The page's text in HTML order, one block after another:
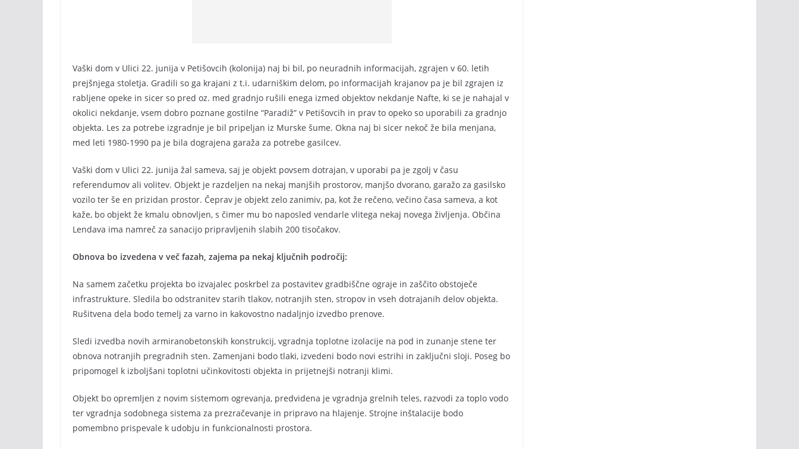
Vaški dom v Ulici 22. junija v Petišovcih (kolonija) naj bi bil, po neuradnih informacijah, zgrajen v 60. letih
prejšnjega stoletja. Gradili so ga krajani z t.i. udarniškim delom, po informacijah krajanov pa je bil zgrajen iz
rabljene opeke in sicer so pred oz. med gradnjo rušili enega izmed objektov nekdanje Nafte, ki se je nahajal v
okolici nekdanje, vsem dobro poznane gostilne “Paradiž” v Petišovcih in prav to opeko so uporabili za gradnjo
objekta. Les za potrebe izgradnje je bil pripeljan iz Murske šume. Okna naj bi sicer nekoč že bila menjana,
med leti 1980-1990 pa je bila dograjena garaža za potrebe gasilcev.
Vaški dom v Ulici 22. junija žal sameva, saj je objekt povsem dotrajan, v uporabi pa je zgolj v času
referendumov ali volitev. Objekt je razdeljen na nekaj manjših prostorov, manjšo dvorano, garažo za gasilsko
vozilo ter še en prizidan prostor. Čeprav je objekt zelo zanimiv, pa, kot že rečeno, večino časa sameva, a kot
kaže, bo objekt že kmalu obnovljen, s čimer mu bo naposled vendarle vlitega nekaj novega življenja. Občina
Lendava ima namreč za sanacijo pripravljenih slabih 200 tisočakov.
Obnova bo izvedena v več fazah, zajema pa nekaj ključnih področij:
Na samem začetku projekta bo izvajalec poskrbel za postavitev gradbiščne ograje in zaščito obstoječe
infrastrukture. Sledila bo odstranitev starih tlakov, notranjih sten, stropov in vseh dotrajanih delov objekta.
Rušitvena dela bodo temelj za varno in kakovostno nadaljnjo izvedbo prenove.
Sledi izvedba novih armiranobetonskih konstrukcij, vgradnja toplotne izolacije na pod in zunanje stene ter
obnova notranjih pregradnih sten. Zamenjani bodo tlaki, izvedeni bodo novi estrihi in zaključni sloji. Poseg bo
pripomogel k izboljšani toplotni učinkovitosti objekta in prijetnejši notranji klimi.
Objekt bo opremljen z novim sistemom ogrevanja, predvidena je vgradnja grelnih teles, razvodi za toplo vodo
ter vgradnja sodobnega sistema za prezračevanje in pripravo na hlajenje. Strojne inštalacije bodo
pomembno prispevale k udobju in funkcionalnosti prostora.